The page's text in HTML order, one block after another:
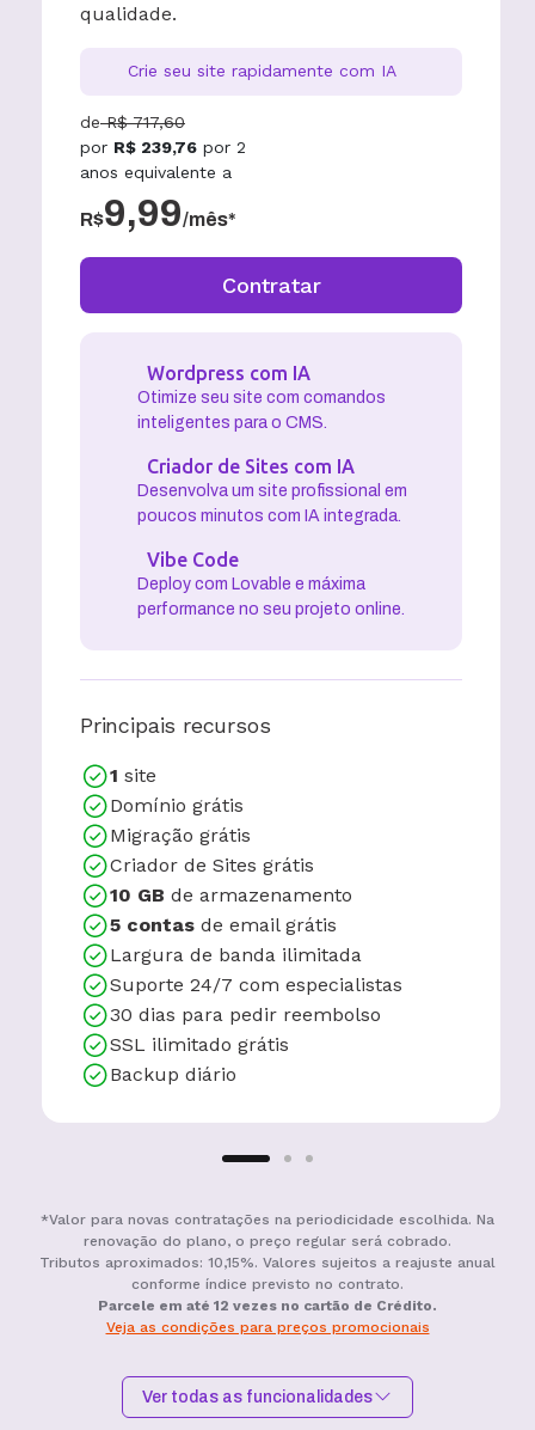
qualidade.
Crie seu site rapidamente com IA
de R$ 717,60
por R$ 239,76 por 2
anos equivalente a
R$9,99/mês*
Contratar
Wordpress com IA
Otimize seu site com comandos
inteligentes para o CMS.
Criador de Sites com IA
Desenvolva um site profissional em
poucos minutos com IA integrada.
Vibe Code
Deploy com Lovable e máxima
performance no seu projeto online.
Principais recursos
1 site
Domínio grátis
Migração grátis
Criador de Sites grátis
10 GB de armazenamento
5 contas de email grátis
Largura de banda ilimitada
Suporte 24/7 com especialistas
30 dias para pedir reembolso
SSL ilimitado grátis
Backup diário
*Valor para novas contratações na periodicidade escolhida. Na
renovação do plano, o preço regular será cobrado.
Tributos aproximados: 10,15%. Valores sujeitos a reajuste anual
conforme índice previsto no contrato.
Parcele em até 12 vezes no cartão de Crédito.
Veja as condições para preços promocionais
Ver todas as funcionalidades